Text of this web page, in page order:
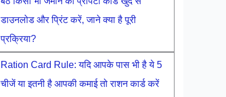
डाउनलोड और प्रिंट करें, जाने क्या है पूरी
प्रक्रिया?
Ration Card Rule: यदि आपके पास भी है ये 5
चीजें या इतनी है आपकी कमाई तो राशन कार्ड करें